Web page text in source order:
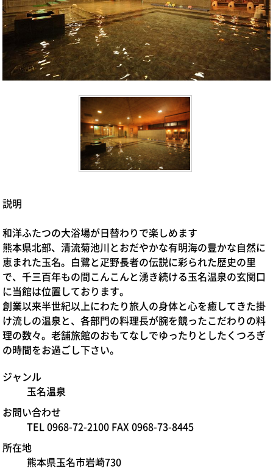
説明
和洋ふたつの大浴場が日替わりで楽しめます
熊本県北部、清流菊池川とおだやかな有明海の豊かな自然に
恵まれた玉名。白鷺と疋野長者の伝説に彩られた歴史の里
で、千三百年もの間こんこんと湧き続ける玉名温泉の玄関口
に当館は位置しております。
創業以来半世紀以上にわたり旅人の身体と心を癒してきた掛
け流しの温泉と、各部門の料理長が腕を競ったこだわりの料
理の数々。老舗旅館のおもてなしでゆったりとしたくつろぎ
の時間をお過ごし下さい。
ジャンル
玉名温泉
お問い合わせ
TEL 0968-72-2100 FAX 0968-73-8445
所在地
熊本県玉名市岩崎730